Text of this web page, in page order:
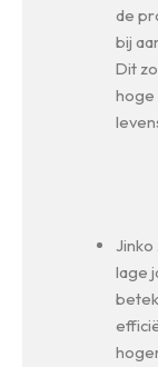
de
bij
Dit
hoge
lage